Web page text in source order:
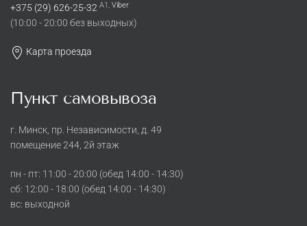
+375 (29) 626-25-32 A1, Viber
(10:00 - 20:00 без выходных)
Карта проезда
Пункт самовывоза
г. Минск, пр. Независимости, д. 49
помещение 244, 2й этаж
пн - пт: 11:00 - 20:00 (обед 14:00 - 14:30)
cб: 12:00 - 18:00 (обед 14:00 - 14:30)
вс: выходной